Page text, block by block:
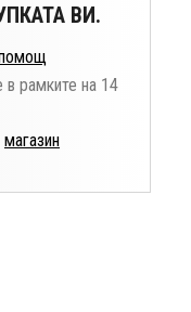
ВИ.
в рамките на 14
магазин